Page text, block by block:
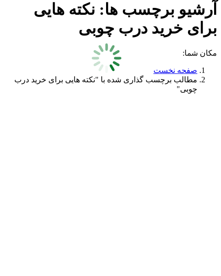
آرشیو برچسب ها: نکته هایی
برای خرید درب چوبی
مکان شما:
صفحه نخست
مطالب برچسب گذاری شده با "نکته هایی برای خرید درب
چوبی"